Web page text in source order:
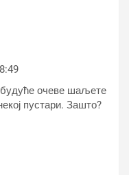
будуће очеве шаљете
пустари. Зашто?